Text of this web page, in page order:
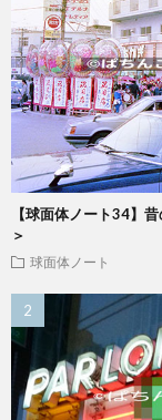
【球面体ノート34】
＞
球面体ノート